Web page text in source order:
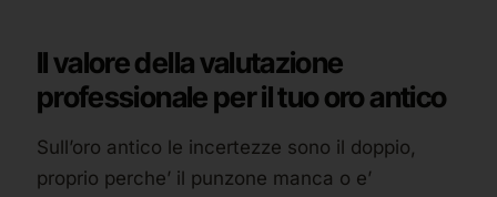
Il valore della valutazione
professionale per il tuo oro antico
Sull’oro antico le incertezze sono il doppio,
proprio perche’ il punzone manca o e’